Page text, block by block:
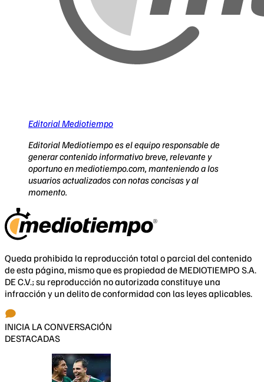
Editorial Mediotiempo
Editorial Mediotiempo es el equipo responsable de
generar contenido informativo breve, relevante y
oportuno en mediotiempo.com, manteniendo a los
usuarios actualizados con notas concisas y al
momento.
Queda prohibida la reproducción total o parcial del contenido
de esta página, mismo que es propiedad de MEDIOTIEMPO S.A.
DE C.V.; su reproducción no autorizada constituye una
infracción y un delito de conformidad con las leyes aplicables.
INICIA LA CONVERSACIÓN
DESTACADAS